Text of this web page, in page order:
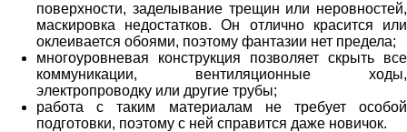
поверхности, заделывание трещин или неровностей,
маскировка недостатков. Он отлично красится или
оклеивается обоями, поэтому фантазии нет предела;
многоуровневая конструкция позволяет скрыть все
коммуникации, вентиляционные ходы,
электропроводку или другие трубы;
работа с таким материалам не требует особой
подготовки, поэтому с ней справится даже новичок.